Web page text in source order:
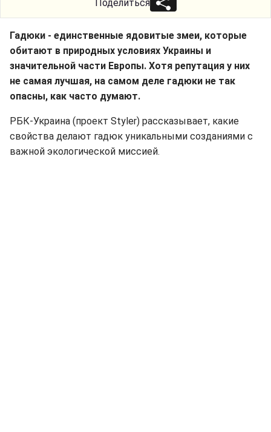
Поделиться
Гадюки - единственные ядовитые змеи, которые
обитают в природных условиях Украины и
значительной части Европы. Хотя репутация у них
не самая лучшая, на самом деле гадюки не так
опасны, как часто думают.
РБК-Украина (проект Styler) рассказывает, какие
свойства делают гадюк уникальными созданиями с
важной экологической миссией.